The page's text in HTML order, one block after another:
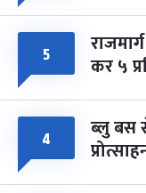
५ कर ५
४ ब्लु बस